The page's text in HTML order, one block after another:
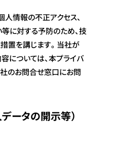
人情報の不正アクセス、
に対する予防のため、技
置を講じます。当社が
については、本プライバ
のお問合せ窓口にお問
ータの開示等）